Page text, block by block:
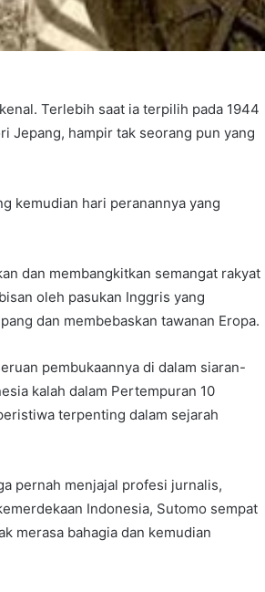
Terlebih saat ia terpilih pada 1944
Jepang, hampir tak seorang pun yang
kemudian hari peranannya yang
dan membangkitkan semangat rakyat
oleh pasukan Inggris yang
dan membebaskan tawanan Eropa.
pembukaannya di dalam siaran-
kalah dalam Pertempuran 10
terpenting dalam sejarah
pernah menjajal profesi jurnalis,
Indonesia, Sutomo sempat
merasa bahagia dan kemudian